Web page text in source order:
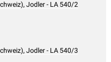
Jodler - LA 540/2
Jodler - LA 540/3